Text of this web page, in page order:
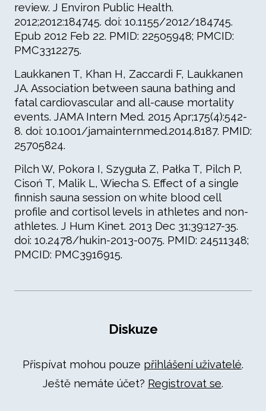
review. J Environ Public Health.
2012;2012:184745. doi: 10.1155/2012/184745.
Epub 2012 Feb 22. PMID: 22505948; PMCID:
PMC3312275.
Laukkanen T, Khan H, Zaccardi F, Laukkanen
JA. Association between sauna bathing and
fatal cardiovascular and all-cause mortality
events. JAMA Intern Med. 2015 Apr;175(4):542-
8. doi: 10.1001/jamainternmed.2014.8187. PMID:
25705824.
Pilch W, Pokora I, Szyguła Z, Pałka T, Pilch P,
Cisoń T, Malik L, Wiecha S. Effect of a single
finnish sauna session on white blood cell
profile and cortisol levels in athletes and non-
athletes. J Hum Kinet. 2013 Dec 31;39:127-35.
doi: 10.2478/hukin-2013-0075. PMID: 24511348;
PMCID: PMC3916915.
Diskuze
Přispívat mohou pouze přihlášení uživatelé.
Ještě nemáte účet? Registrovat se.